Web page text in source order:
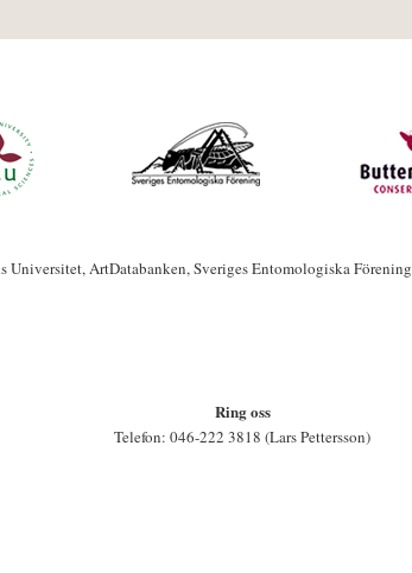
ArtDatabanken, Sveriges Entomologiska
Ring oss
Telefon: 046-222 3818 (Lars Pettersson)